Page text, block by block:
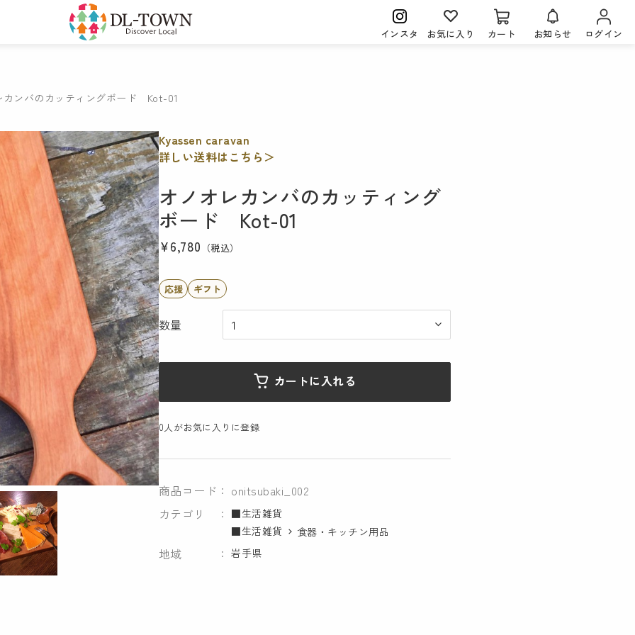
インスタ お気に入り カート お知らせ ログイン
カンバのカッティングボード Kot-01
Kyassen caravan
詳しい送料はこちら＞
オノオレカンバのカッティング
ボード Kot-01
¥6,780 （税込）
応援 ギフト
数量
カートに入れる
0人がお気に入りに登録
商品コード
onitsubaki_002
カテゴリ
■生活雑貨
■生活雑貨
食器・キッチン用品
地域 岩手県